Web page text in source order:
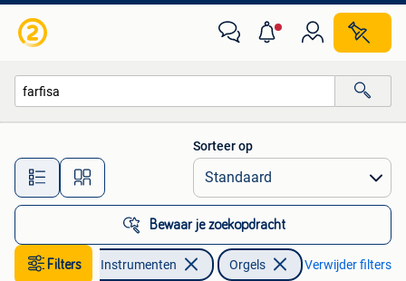
Alle afstanden…
Sorteer op
Bewaar je zoekopdracht
Filters
Muziek en Instrumenten Orgels Verwijder filters